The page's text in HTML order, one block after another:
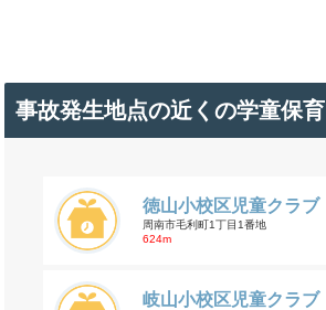
事故発生地点の近くの学童保育
徳山小校区児童クラブ
周南市毛利町1丁目1番地
624m
岐山小校区児童クラブ